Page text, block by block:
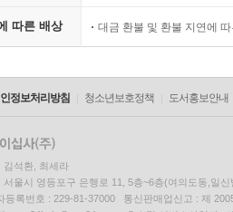
따른 배상 대금 환불 및 환불 지연에
정보처리방침 청소년보호정책 도서홍보안내
김석환, 최세라
서울시 영등포구 은행로 11, 5층~6층(여의도동,일신
등록번호 : 229-81-37000 통신판매업신고 : 제